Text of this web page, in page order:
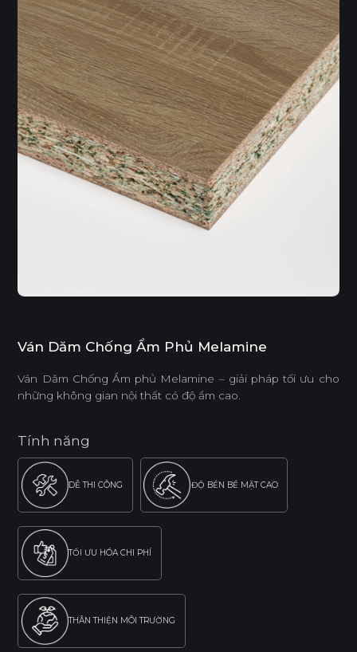
Ván Dăm Chống Ẩm Phủ Melamine
Ván Dăm Chống Ẩm phủ Melamine – giải pháp tối ưu cho
những không gian nội thất có độ ẩm cao.
Tính năng
DỄ THI CÔNG ĐỘ BỀN BỀ MẶT CAO
TỐI ƯU HÓA CHI PHÍ
THÂN THIỆN MÔI TRƯỜNG